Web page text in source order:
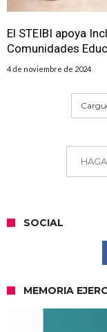
El STEIBI apoya
Comunidades
4 de noviembre de 2024
SOCIAL
MEMORIA